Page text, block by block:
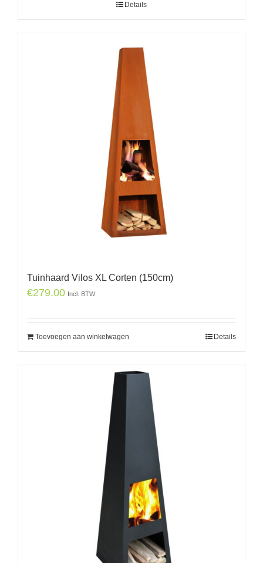
Details
Tuinhaard Vilos XL Corten (150cm)
€279.00 Incl. BTW
Toevoegen aan winkelwagen Details